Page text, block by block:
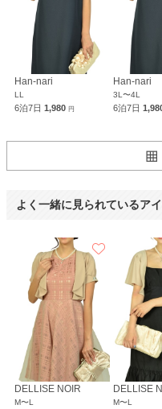
Han-nari
LL
6泊7日 1,980 円
Han-nari
3L〜4L
6泊7日
よく一緒に見られているア
DELLISE NOIR
M〜L
DELLISE
M〜L